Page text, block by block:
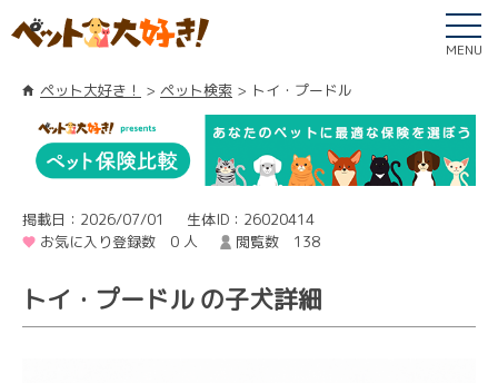
MENU
ペット大好き！ ペット検索 トイ・プードル
掲載日：2026/07/01
生体ID：26020414
お気に入り登録数 0 人
閲覧数 138
トイ・プードル の子犬詳細